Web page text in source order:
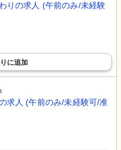
りの求人 (午前のみ/未経験
に追加
求人 (午前のみ/未経験可/准